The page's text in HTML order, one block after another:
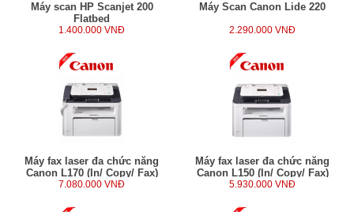
Máy scan HP Scanjet 200
Flatbed
1.400.000 VNĐ
Máy Scan Canon Lide 220
2.290.000 VNĐ
Máy fax laser đa chức năng
Canon L170 (In/ Copy/ Fax)
7.080.000 VNĐ
Máy fax laser đa chức năng
Canon L150 (In/ Copy/ Fax)
5.930.000 VNĐ